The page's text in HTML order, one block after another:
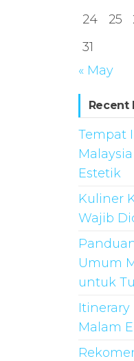
24
25
31
« May
Recent
Tempat
Estetik
Kuliner
Wajib
Umum
untuk
Itinerary
Malam